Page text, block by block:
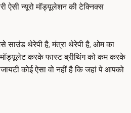
ऐसी न्यूरो मॉड्यूलेशन की टेक्निक्स
साउंड थेरेपी है, मंत्रा थेरेपी है, ओम का
मॉड्यूलेट करके फास्ट ब्रीथिंग को कम करके
कोई ऐसा वो नहीं है कि जहां पे आपको